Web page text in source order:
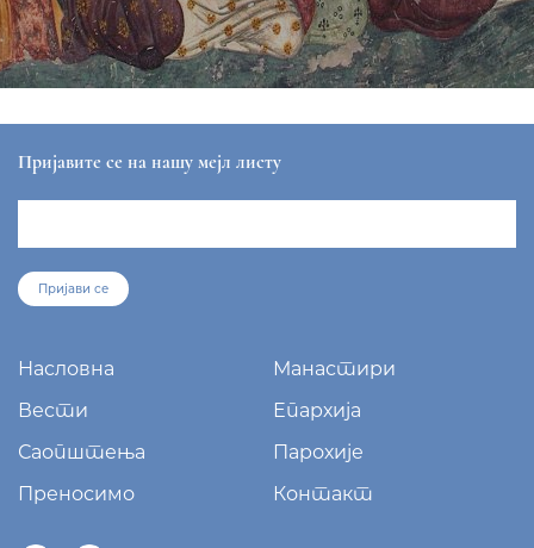
Пријавите се на нашу мејл листу
Пријави се
Насловна
Манастири
Вести
Епархија
Саопштења
Парохије
Преносимо
Контакт